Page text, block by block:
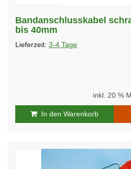
Bandanschlusskabel
bis 40mm
Lieferzeit: 3-4 Tage
inkl. 20 %
In den Warenkorb